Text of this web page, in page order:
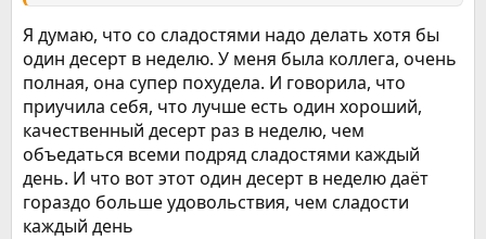
Я думаю, что со сладостями надо делать хотя бы
один десерт в неделю. У меня была коллега, очень
полная, она супер похудела. И говорила, что
приучила себя, что лучше есть один хороший,
качественный десерт раз в неделю, чем
объедаться всеми подряд сладостями каждый
день. И что вот этот один десерт в неделю даёт
гораздо больше удовольствия, чем сладости
каждый день